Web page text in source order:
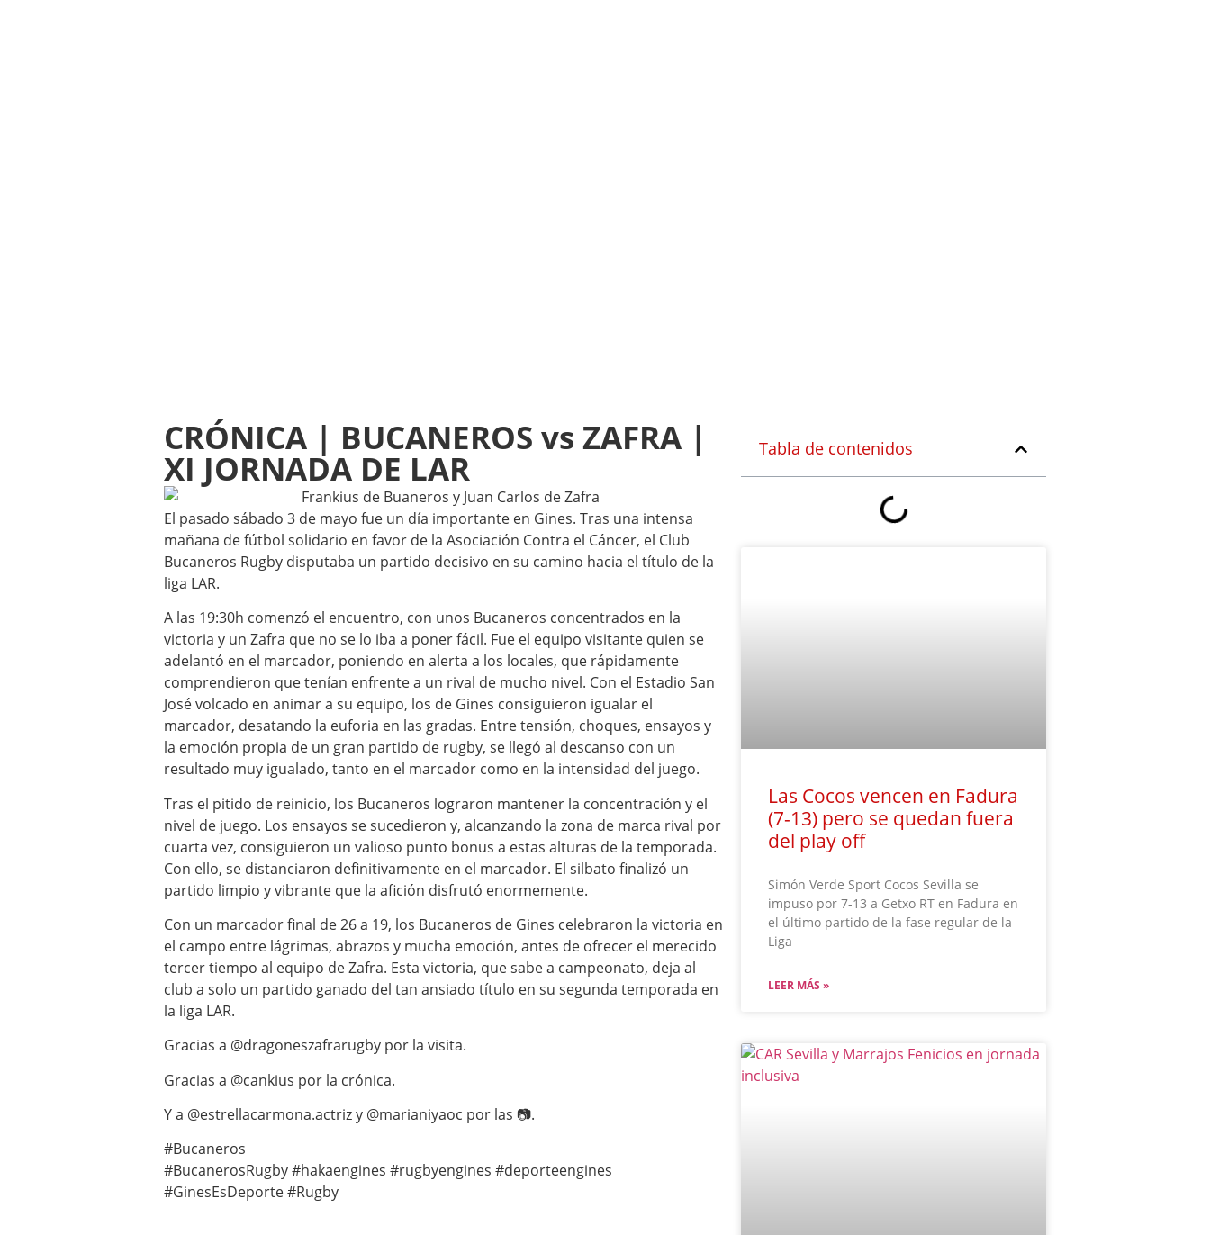
CRÓNICA | BUCANEROS vs ZAFRA |
XI JORNADA DE LAR
El pasado sábado 3 de mayo fue un día importante en Gines. Tras una intensa
mañana de fútbol solidario en favor de la Asociación Contra el Cáncer, el Club
Bucaneros Rugby disputaba un partido decisivo en su camino hacia el título de la
liga LAR.
A las 19:30h comenzó el encuentro, con unos Bucaneros concentrados en la
victoria y un Zafra que no se lo iba a poner fácil. Fue el equipo visitante quien se
adelantó en el marcador, poniendo en alerta a los locales, que rápidamente
comprendieron que tenían enfrente a un rival de mucho nivel. Con el Estadio San
José volcado en animar a su equipo, los de Gines consiguieron igualar el
marcador, desatando la euforia en las gradas. Entre tensión, choques, ensayos y
la emoción propia de un gran partido de rugby, se llegó al descanso con un
resultado muy igualado, tanto en el marcador como en la intensidad del juego.
Tras el pitido de reinicio, los Bucaneros lograron mantener la concentración y el
nivel de juego. Los ensayos se sucedieron y, alcanzando la zona de marca rival por
cuarta vez, consiguieron un valioso punto bonus a estas alturas de la temporada.
Con ello, se distanciaron definitivamente en el marcador. El silbato finalizó un
partido limpio y vibrante que la afición disfrutó enormemente.
Con un marcador final de 26 a 19, los Bucaneros de Gines celebraron la victoria en
el campo entre lágrimas, abrazos y mucha emoción, antes de ofrecer el merecido
tercer tiempo al equipo de Zafra. Esta victoria, que sabe a campeonato, deja al
club a solo un partido ganado del tan ansiado título en su segunda temporada en
la liga LAR.
Gracias a @dragoneszafrarugby por la visita.
Gracias a @cankius por la crónica.
Y a @estrellacarmona.actriz y @marianiyaoc por las 📷.
#Bucaneros
#BucanerosRugby #hakaengines #rugbyengines #deporteengines
#GinesEsDeporte #Rugby
Tabla de contenidos
Las Cocos vencen en Fadura
(7-13) pero se quedan fuera
del play off
Simón Verde Sport Cocos Sevilla se
impuso por 7-13 a Getxo RT en Fadura en
el último partido de la fase regular de la
Liga
LEER MÁS »